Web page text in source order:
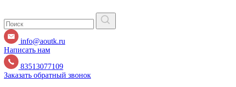
info@aoutk.ru
Написать нам
83513077109
Заказать обратный звонок